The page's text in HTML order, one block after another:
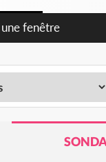
accord avec la